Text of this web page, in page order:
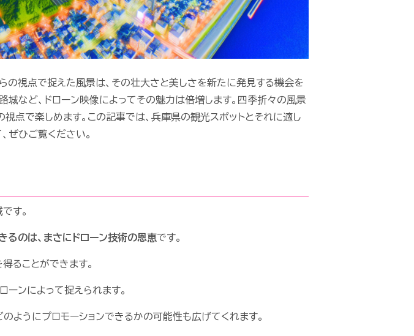
の視点で捉えた風景は、その壮大さと美しさを新たに発見する機会を
など、ドローン映像によってその魅力は倍増します。四季折々の風景
点で楽しめます。この記事では、兵庫県の観光スポットとそれに適し
ぜひご覧ください。
す。
るのは、まさにドローン技術の恩恵です。
ることができます。
ンによって捉えられます。
ようにプロモーションできるかの可能性も広げてくれます。